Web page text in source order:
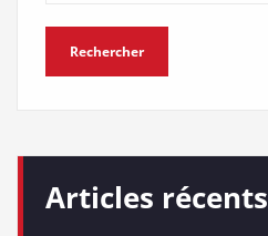
Rechercher
Articles récents